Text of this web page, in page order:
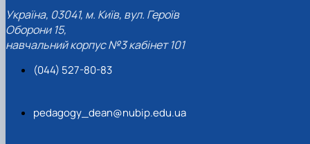
Україна, 03041, м. Київ, вул. Героїв
Оборони 15,
навчальний корпус №3 кабінет 101
(044) 527-80-83
pedagogy_dean@nubip.edu.ua